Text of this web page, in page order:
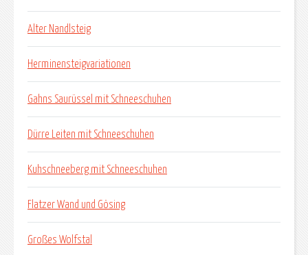
Alter Nandlsteig
Herminensteigvariationen
Gahns Saurüssel mit Schneeschuhen
Dürre Leiten mit Schneeschuhen
Kuhschneeberg mit Schneeschuhen
Flatzer Wand und Gösing
Großes Wolfstal